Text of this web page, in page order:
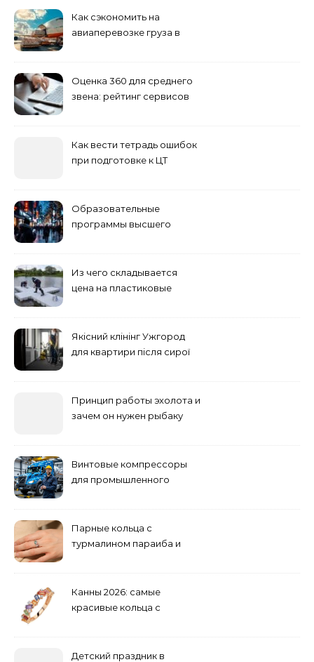
Как сэкономить на
авиаперевозке груза в
Оценка 360 для среднего
звена: рейтинг сервисов
Как вести тетрадь ошибок
при подготовке к ЦТ
Образовательные
программы высшего
Из чего складывается
цена на пластиковые
Якісний клінінг Ужгород
для квартири після сирої
Принцип работы эхолота и
зачем он нужен рыбаку
Винтовые компрессоры
для промышленного
Парные кольца с
турмалином параиба и
Канны 2026: самые
красивые кольца с
Детский праздник в